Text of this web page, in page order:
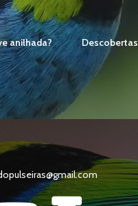
anilhada? Descobertas